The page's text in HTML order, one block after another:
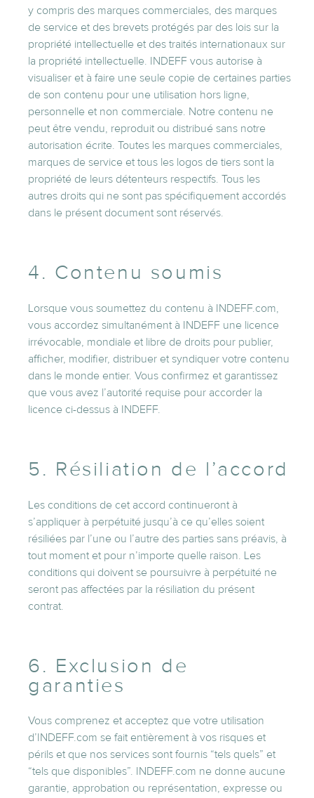
y compris des marques commerciales, des marques
de service et des brevets protégés par des lois sur la
propriété intellectuelle et des traités internationaux sur
la propriété intellectuelle. INDEFF vous autorise à
visualiser et à faire une seule copie de certaines parties
de son contenu pour une utilisation hors ligne,
personnelle et non commerciale. Notre contenu ne
peut être vendu, reproduit ou distribué sans notre
autorisation écrite. Toutes les marques commerciales,
marques de service et tous les logos de tiers sont la
propriété de leurs détenteurs respectifs. Tous les
autres droits qui ne sont pas spécifiquement accordés
dans le présent document sont réservés.
4. Contenu soumis
Lorsque vous soumettez du contenu à INDEFF.com,
vous accordez simultanément à INDEFF une licence
irrévocable, mondiale et libre de droits pour publier,
afficher, modifier, distribuer et syndiquer votre contenu
dans le monde entier. Vous confirmez et garantissez
que vous avez l’autorité requise pour accorder la
licence ci-dessus à INDEFF.
5. Résiliation de l’accord
Les conditions de cet accord continueront à
s’appliquer à perpétuité jusqu’à ce qu’elles soient
résiliées par l’une ou l’autre des parties sans préavis, à
tout moment et pour n’importe quelle raison. Les
conditions qui doivent se poursuivre à perpétuité ne
seront pas affectées par la résiliation du présent
contrat.
6. Exclusion de
garanties
Vous comprenez et acceptez que votre utilisation
d’INDEFF.com se fait entièrement à vos risques et
périls et que nos services sont fournis “tels quels” et
“tels que disponibles”. INDEFF.com ne donne aucune
garantie, approbation ou représentation, expresse ou